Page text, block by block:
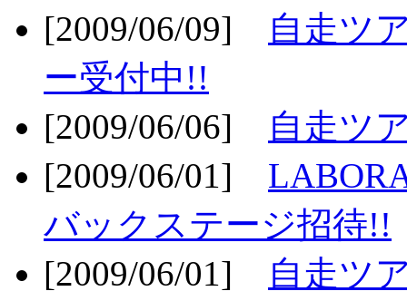
[2009/06/09]
自走ツ
ー受付中!!
[2009/06/06]
自走ツ
[2009/06/01]
バックステージ招待!!
[2009/06/01]
自走ツ